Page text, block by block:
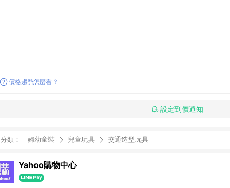
價格趨勢怎麼看？
設定到價通知
分類： 婦幼童裝 兒童玩具 交通造型玩具
Yahoo購物中心